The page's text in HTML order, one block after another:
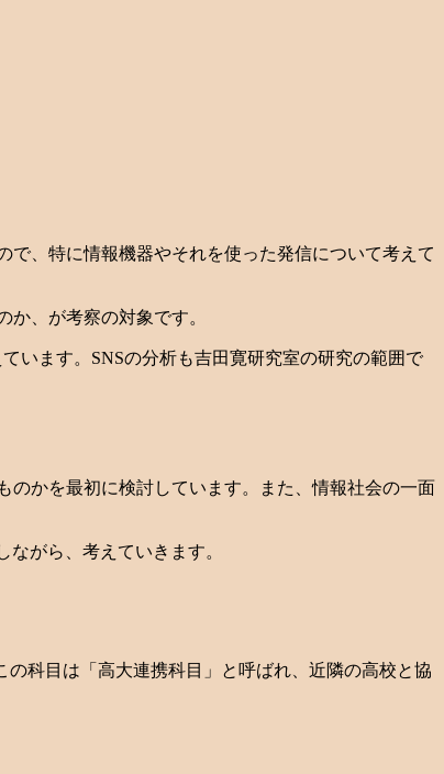
、特に情報機器やそれを使った発信について考えて
、が考察の対象です。
います。SNSの分析も吉田寛研究室の研究の範囲で
のかを最初に検討しています。また、情報社会の一面
がら、考えていきます。
科目は「高大連携科目」と呼ばれ、近隣の高校と協